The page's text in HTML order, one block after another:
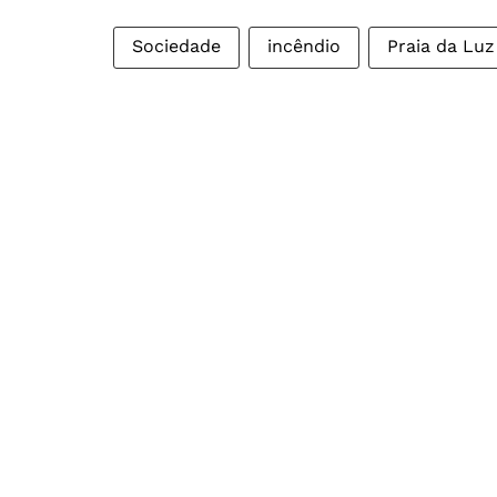
Sociedade incêndio Praia da Luz